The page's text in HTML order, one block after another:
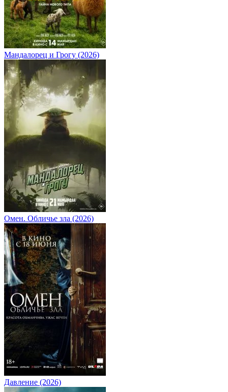
Мандалорец и Грогу (2026)
Омен. Обличье зла (2026)
Давление (2026)